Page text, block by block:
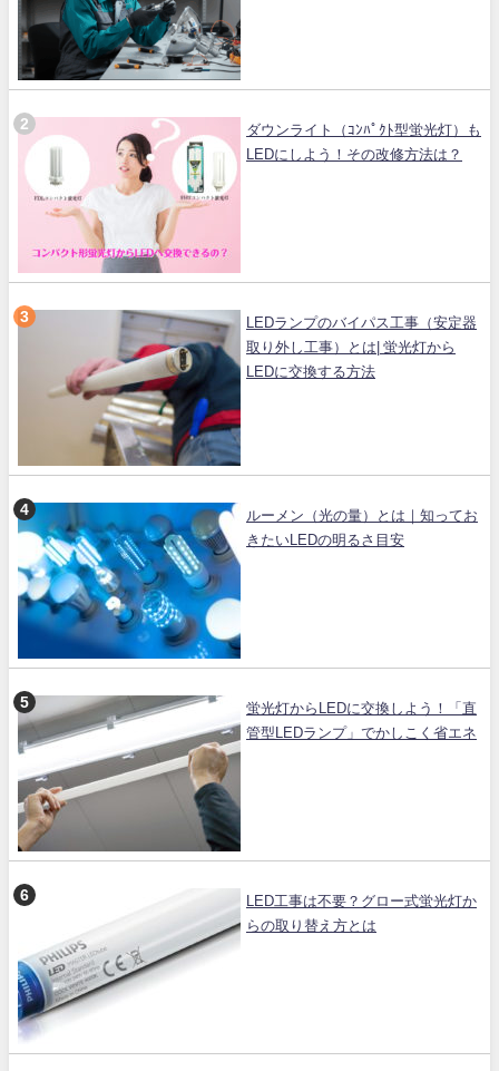
ダウンライト（ｺﾝﾊﾟｸﾄ型蛍光灯）も
LEDにしよう！その改修方法は？
LEDランプのバイパス工事（安定器
取り外し工事）とは| 蛍光灯から
LEDに交換する方法
ルーメン（光の量）とは｜知ってお
きたいLEDの明るさ目安
蛍光灯からLEDに交換しよう！「直
管型LEDランプ」でかしこく省エネ
LED工事は不要？グロー式蛍光灯か
らの取り替え方とは